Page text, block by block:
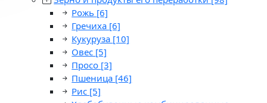
Рожь [6]
Гречиха [6]
Кукуруза [10]
Овес [5]
Просо [3]
Пшеница [46]
Рис [5]